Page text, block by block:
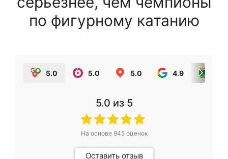
по фигурному катанию
5.0 5.0 5.0 4.9
5.0 из 5
На основе 945оценок
Оставить отзыв